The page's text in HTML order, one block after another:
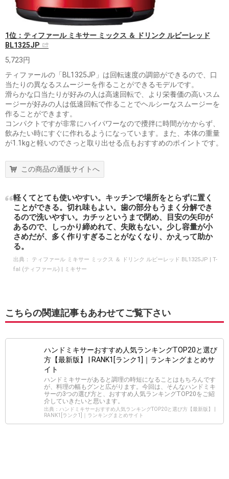
1位：ティファール ミキサー ミックス ＆ ドリンク ルビーレッド
BL1325JP
5,723円
ティファールの「BL1325JP」は回転速度の調節ができるので、口
当たりの異なるスムージーを作ることができるモデルです。
滑らかな口当たりが好みの人は高速回転で、より栄養価の高いスム
ージーが好みの人は低速回転で作ることでヘルシーなスムージーを
作ることができます。
コンパクトですが非常にハイパワーなので攪拌に時間がかからず、
飲みたい時にすぐに作れるようになっています。また、本体の重量
が1.1kgと軽いのでさっと取り出せる点もおすすめのポイントです。
この商品の通販サイトへ
軽くてとても使いやすい。キッチンで場所をとらずに置く
ことができる。切れ味もよい。歯の部分もうまく分解でき
るので洗いやすい。カチッというまで閉め、目安の矢印が
あるので、しっかり締めれて、失敗もない。少し容量が小
さめだが、多く作りすぎることがなくなり、かえって助か
る。
出典：
ティファール ミキサー ミックス ＆ ドリンク ルビーレッド BL1325JP | T-
fal (ティファール) | ミキサー
こちらの関連記事もあわせてご覧下さい
ハンドミキサーおすすめ人気ランキングTOP20と選び
方【最新版】 | RANK1[ランク1]｜ランキングまとめサ
イト
ハンドミキサーがあると調理の時短になることはもちろんです
が、料理の幅もグンと広がります。今回は、そんなハンドミキ
サーの3つの選び方と、おすすめ人気ランキングTOP20をご紹
介していきたいと思います。
出典：ハンドミキサーおすすめ人気ランキングTOP20と選び方【最新版】 |
RANK1[ランク1]｜ランキングまとめサイト